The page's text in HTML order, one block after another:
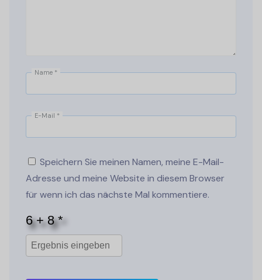
Name *
E-Mail *
Speichern Sie meinen Namen, meine E-Mail-
Adresse und meine Website in diesem Browser
für wenn ich das nächste Mal kommentiere.